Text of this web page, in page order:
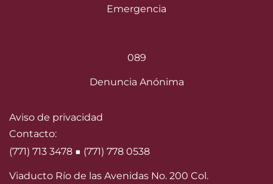
Emergencia
089
Denuncia Anónima
Aviso de privacidad
Contacto:
(771) 713 3478 ■ (771) 778 0538
Viaducto Río de las Avenidas No. 200 Col.